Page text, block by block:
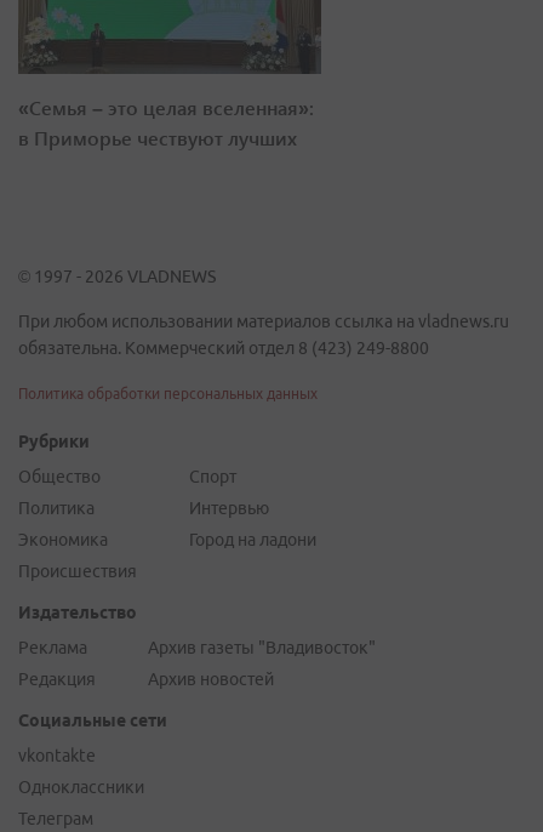
«Семья – это целая вселенная»:
в Приморье чествуют лучших
© 1997 - 2026 VLADNEWS
При любом использовании материалов ссылка на vladnews.ru
обязательна. Коммерческий отдел 8 (423) 249-8800
Политика обработки персональных данных
Рубрики
Общество
Политика
Экономика
Происшествия
Спорт
Интервью
Город на ладони
Издательство
Реклама
Редакция
Архив газеты "Владивосток"
Архив новостей
Социальные сети
vkontakte
Одноклассники
Телеграм